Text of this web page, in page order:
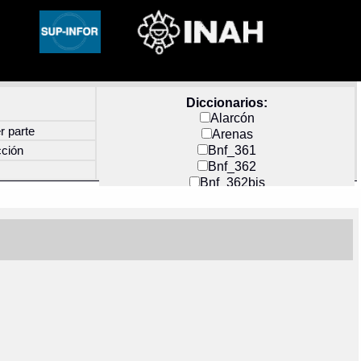
Diccionarios:
Alarcón
Arenas
Bnf_361
Bnf_362
Bnf_362bis
Docs_México
parte